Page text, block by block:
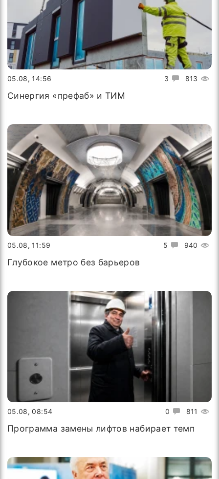
3 813
05.08, 14:56
Синергия «префаб» и ТИМ
5 940
05.08, 11:59
Глубокое метро без барьеров
0 811
05.08, 08:54
Программа замены лифтов набирает темп